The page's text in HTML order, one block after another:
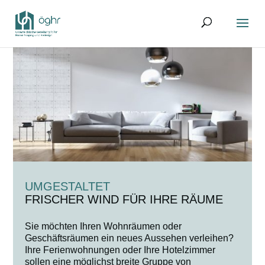
UMGESTALTET
FRISCHER WIND FÜR IHRE RÄUME
Sie möchten Ihren Wohnräumen oder
Geschäftsräumen ein neues Aussehen verleihen?
Ihre Ferienwohnungen oder Ihre Hotelzimmer
sollen eine möglichst breite Gruppe von